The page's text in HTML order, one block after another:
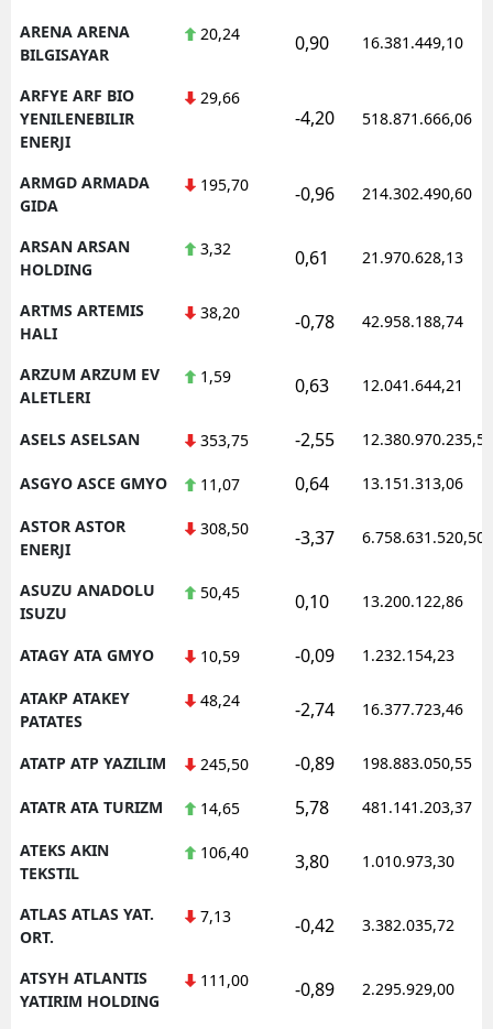
ARENA ARENA
BILGISAYAR
20,24 0,90 16.381.449,10
ARFYE ARF BIO
YENILENEBILIR
ENERJI
29,66
-4,20 518.871.666,06
ARMGD ARMADA
GIDA
195,70 -0,96 214.302.490,60
ARSAN ARSAN
HOLDING
3,32 0,61 21.970.628,13
ARTMS ARTEMIS
HALI
38,20 -0,78 42.958.188,74
ARZUM ARZUM EV
ALETLERI
1,59 0,63 12.041.644,21
ASELS ASELSAN 353,75 -2,55 12.380.970.235,50
ASGYO ASCE GMYO 11,07 0,64 13.151.313,06
ASTOR ASTOR
ENERJI
308,50 -3,37 6.758.631.520,50
ASUZU ANADOLU
ISUZU
50,45 0,10 13.200.122,86
ATAGY ATA GMYO 10,59 -0,09 1.232.154,23
ATAKP ATAKEY
PATATES
48,24 -2,74 16.377.723,46
ATATP ATP YAZILIM 245,50 -0,89 198.883.050,55
ATATR ATA TURIZM 14,65 5,78 481.141.203,37
ATEKS AKIN
TEKSTIL
106,40 3,80 1.010.973,30
ATLAS ATLAS YAT.
ORT.
7,13 -0,42 3.382.035,72
ATSYH ATLANTIS
YATIRIM HOLDING
111,00 -0,89 2.295.929,00